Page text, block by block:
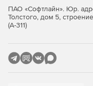
Управление
Настойка вывода и
ПАО «Софтлайн». Юр.
Толстого, дом 5,
(А-311)